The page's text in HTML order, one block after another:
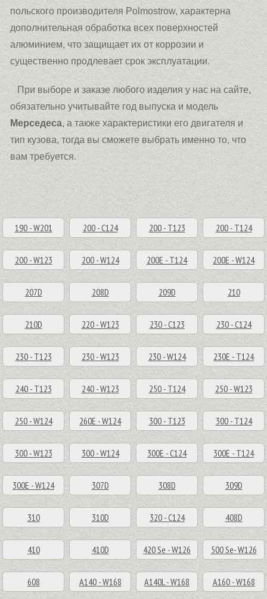
польского производителя Polmostrow, характерна
дополнительная обработка всех поверхностей
алюминием, что защищает их от коррозии и
существенно продлевает срок эксплуатации.
При выборе и заказе любого изделия у нас на сайте,
обязательно учитывайте год выпуска и модель
Мерседеса, а также характеристики его двигателя и
тип кузова, тогда вы сможете выбрать именно то, что
вам требуется.
190 - W201 200 - C124 200 - T123 200 - T124
200 - W123 200 - W124 200E - T124 200E - W124
207D 208D 209D 210
210D 220 - W123 230 - C123 230 - C124
230 - T123 230 - W123 230 - W124 230E - T124
240 - T123 240 - W123 250 - T124 250 - W123
250 - W124 260E - W124 300 - T123 300 - T124
300 - W123 300 - W124 300E - C124 300E - T124
300E - W124 307D 308D 309D
310 310D 320 - C124 408D
410 410D 420 Se - W126 500 Se- W126
608 A140 - W168 A140L - W168 A160 - W168